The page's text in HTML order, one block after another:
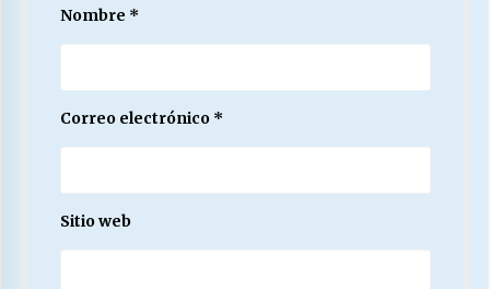
Nombre *
Correo electrónico *
Sitio web